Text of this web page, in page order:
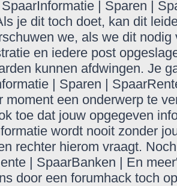
| Sparen |
je dit toch doet, kan dit
we, als we dit
en iedere post
kunnen afdwingen. Je
| Sparen |
moment een onderwerp te
toe dat jouw opgegeven
wordt nooit zonder
rechter hierom vraagt.
| SpaarBanken | En
door een forumhack toch